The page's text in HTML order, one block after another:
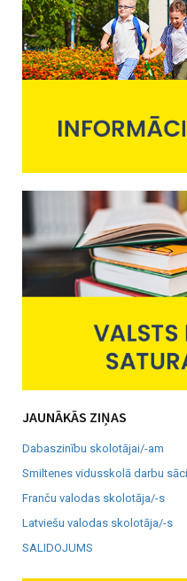
JAUNĀKĀS ZIŅAS
Dabaszinību skolotājai/-am
Smiltenes vidusskolā darbu
Franču valodas skolotāja/-s
Latviešu valodas skolotāja/-s
SALIDOJUMS